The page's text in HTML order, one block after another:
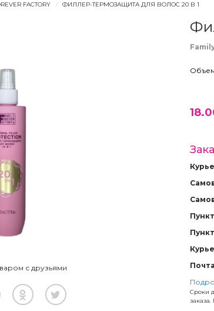
FACTORY ФИЛЛЕР-ТЕРМОЗАЩИТА ДЛЯ ВОЛОС 20 В 1
с друзьями
Сроки